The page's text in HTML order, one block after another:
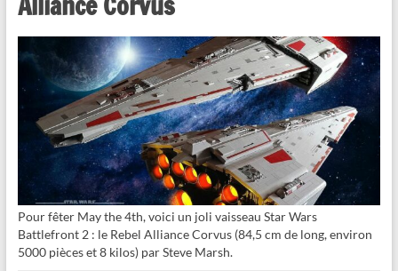
Pour fêter May the 4th, voici un joli vaisseau Star Wars
Battlefront 2 : le Rebel Alliance Corvus (84,5 cm de long, environ
5000 pièces et 8 kilos) par Steve Marsh.